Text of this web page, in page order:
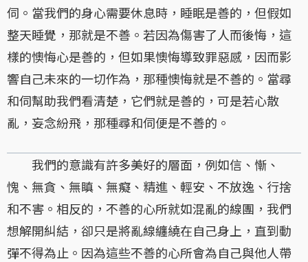
伺。當我們的身心需要休息時，睡眠是善的，但假如
整天睡覺，那就是不善。若因為傷害了人而後悔，這
樣的懊悔心是善的，但如果懊悔導致罪惡感，因而影
響自己未來的一切作為，那種懊悔就是不善的。當尋
和伺幫助我們看清楚，它們就是善的，可是若心散
亂，妄念紛飛，那種尋和伺便是不善的。
我們的意識有許多美好的層面，例如信、慚、
愧、無貪、無瞋、無癡、精進、輕安、不放逸、行捨
和不害。相反的，不善的心所就如混亂的線團，我們
想解開糾結，卻只是將亂線纏繞在自己身上，直到動
彈不得為止。因為這些不善的心所會為自己與他人帶